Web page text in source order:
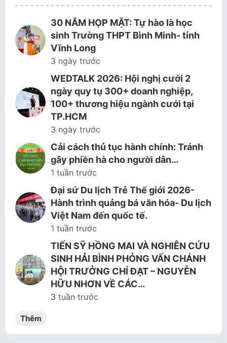
30 NĂM HỌP MẶT: Tự hào là học
sinh Trường THPT Bình Minh- tỉnh
Vĩnh Long
3 ngày trước
WEDTALK 2026: Hội nghị cưới 2
ngày quy tụ 300+ doanh nghiệp,
100+ thương hiệu ngành cưới tại
TP.HCM
3 ngày trước
Cải cách thủ tục hành chính: Tránh
gây phiền hà cho người dân…
1 tuần trước
Đại sứ Du lịch Trẻ Thế giới 2026-
Hành trình quảng bá văn hóa- Du lịch
Việt Nam đến quốc tế.
1 tuần trước
TIẾN SỸ HỒNG MAI VÀ NGHIÊN CỨU
SINH HẢI BÌNH PHỎNG VẤN CHÁNH
HỘI TRƯỞNG CHÍ ĐẠT – NGUYỄN
HỮU NHƠN VỀ CÁC…
3 tuần trước
Thêm